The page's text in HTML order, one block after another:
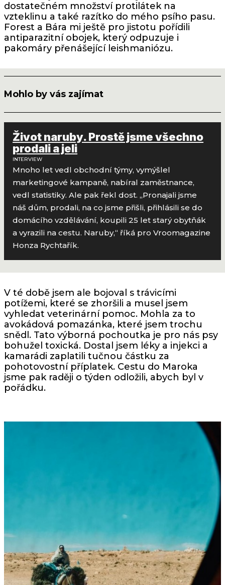
dostatečném množství protilátek na
vzteklinu a také razítko do mého psího pasu.
Forest a Bára mi ještě pro jistotu pořídili
antiparazitní obojek, který odpuzuje i
pakomáry přenášející leishmaniózu.
Mohlo by vás zajímat
Život naruby. Prostě jsme všechno
prodali a jeli
INTERVIEW
Mnoho let vedl obchodní týmy, vymýšlel
marketingové kampaně, nabíral zaměstnance,
vedl statistiky. Ale pak řekl dost. „Pronajali jsme
náš dům, prodali, na co jsme přišli, přihlásili se do
domácího vzdělávání, koupili 25 let starý obytňák
a vyrazili na cestu. Naruby,“ říká pro Vroomagazine
Honza Rychtařík.
V té době jsem ale bojoval s trávicími
potížemi, které se zhoršili a musel jsem
vyhledat veterinární pomoc. Mohla za to
avokádová pomazánka, které jsem trochu
snědl. Tato výborná pochoutka je pro nás psy
bohužel toxická. Dostal jsem léky a injekci a
kamarádi zaplatili tučnou částku za
pohotovostní příplatek. Cestu do Maroka
jsme pak raději o týden odložili, abych byl v
pořádku.